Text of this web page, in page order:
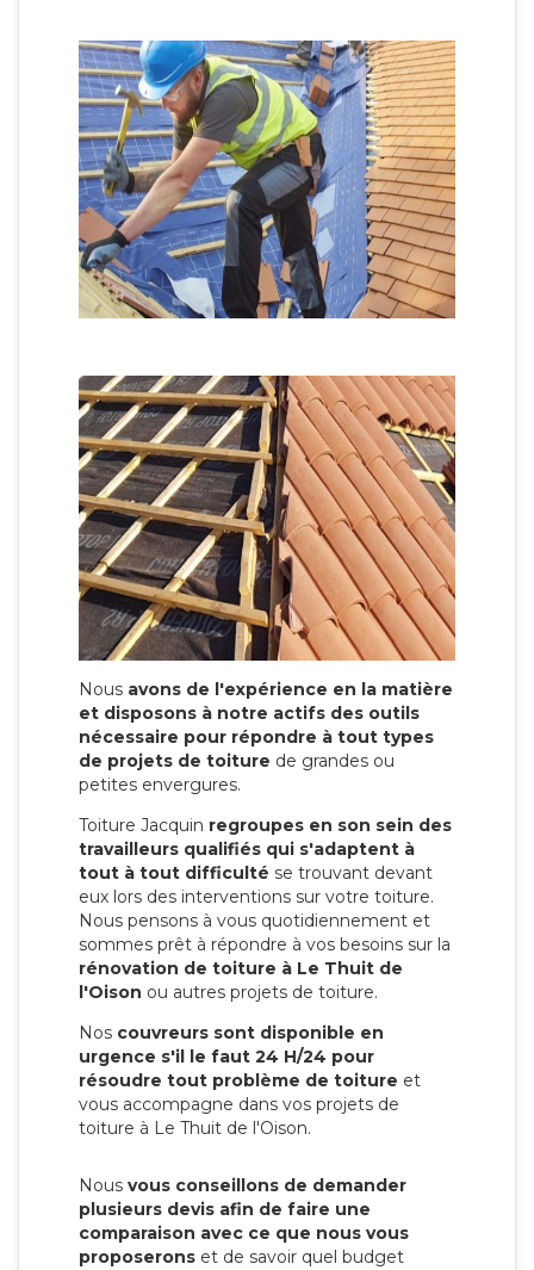
Nous avons de l'expérience en la matière
et disposons à notre actifs des outils
nécessaire pour répondre à tout types
de projets de toiture de grandes ou
petites envergures.
Toiture Jacquin regroupes en son sein des
travailleurs qualifiés qui s'adaptent à
tout à tout difficulté se trouvant devant
eux lors des interventions sur votre toiture.
Nous pensons à vous quotidiennement et
sommes prêt à répondre à vos besoins sur la
rénovation de toiture à Le Thuit de
l'Oison ou autres projets de toiture.
Nos couvreurs sont disponible en
urgence s'il le faut 24 H/24 pour
résoudre tout problème de toiture et
vous accompagne dans vos projets de
toiture à Le Thuit de l'Oison.
Nous vous conseillons de demander
plusieurs devis afin de faire une
comparaison avec ce que nous vous
proposerons et de savoir quel budget